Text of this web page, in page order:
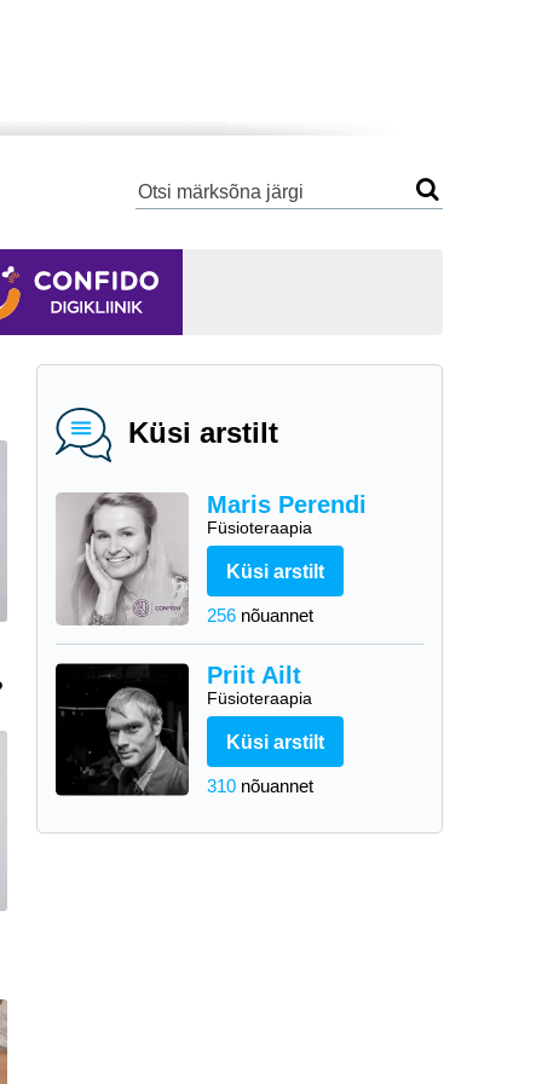
Küsi arstilt
Maris Perendi
Füsioteraapia
Küsi arstilt
256 nõuannet
Priit Ailt
Füsioteraapia
Küsi arstilt
310 nõuannet